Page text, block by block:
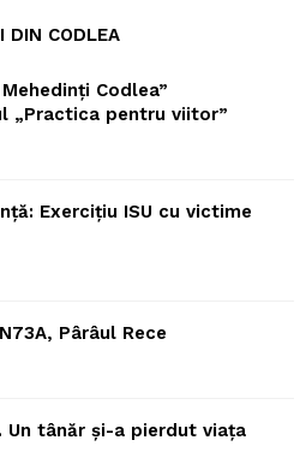
DIN CODLEA
Codlea”
„Practica pentru viitor”
Exercițiu ISU cu victime
Pârâul Rece
Un tânăr și-a pierdut viața